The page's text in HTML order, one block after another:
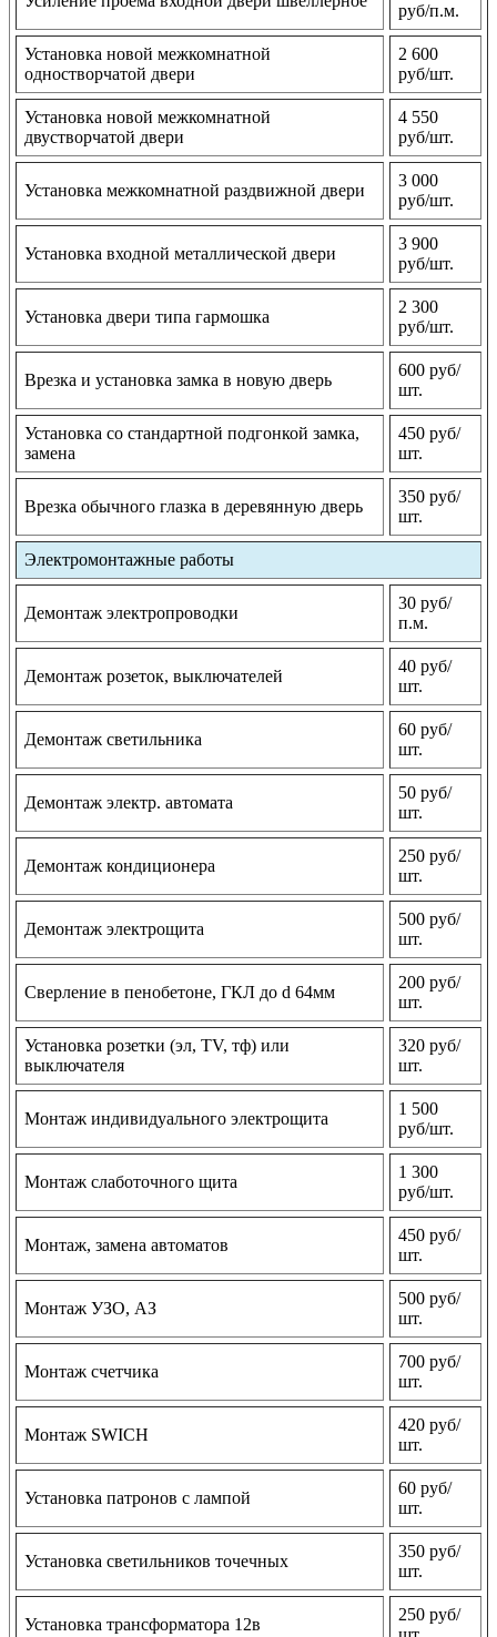
руб/п.м.
Установка новой межкомнатной
одностворчатой двери
2 600
руб/шт.
Установка новой межкомнатной
двустворчатой двери
4 550
руб/шт.
Установка межкомнатной раздвижной двери
3 000
руб/шт.
Установка входной металлической двери
3 900
руб/шт.
Установка двери типа гармошка
2 300
руб/шт.
Врезка и установка замка в новую дверь
600 руб/
шт.
Установка со стандартной подгонкой замка,
замена
450 руб/
шт.
Врезка обычного глазка в деревянную дверь
350 руб/
шт.
Электромонтажные работы
Демонтаж электропроводки
30 руб/
п.м.
Демонтаж розеток, выключателей
40 руб/
шт.
Демонтаж светильника
60 руб/
шт.
Демонтаж электр. автомата
50 руб/
шт.
Демонтаж кондиционера
250 руб/
шт.
Демонтаж электрощита
500 руб/
шт.
Сверление в пенобетоне, ГКЛ до d 64мм
200 руб/
шт.
Установка розетки (эл, TV, тф) или
выключателя
320 руб/
шт.
Монтаж индивидуального электрощита
1 500
руб/шт.
Монтаж слаботочного щита
1 300
руб/шт.
Монтаж, замена автоматов
450 руб/
шт.
Монтаж УЗО, АЗ
500 руб/
шт.
Монтаж счетчика
700 руб/
шт.
Монтаж SWICH
420 руб/
шт.
Установка патронов с лампой
60 руб/
шт.
Установка светильников точечных
350 руб/
шт.
Установка трансформатора 12в
250 руб/